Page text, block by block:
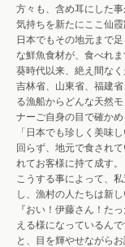
方々も、含め耳にした
気持ちを新たにここ仙
日本でもその地元まで
な鮮魚食材が、食べれま
葵時代以来、絶え間な
吉林省、山東省、福建
る漁船からどんな天然
ナーご自身の目で確かめ
「日本でも珍しく美味
回らず、地元で食され
れてお客様に持て成す。
こうする事によって、
し、漁村の人たちは新
『おい！伊藤さん！た
える様になっているんで
と、目を輝やせながら